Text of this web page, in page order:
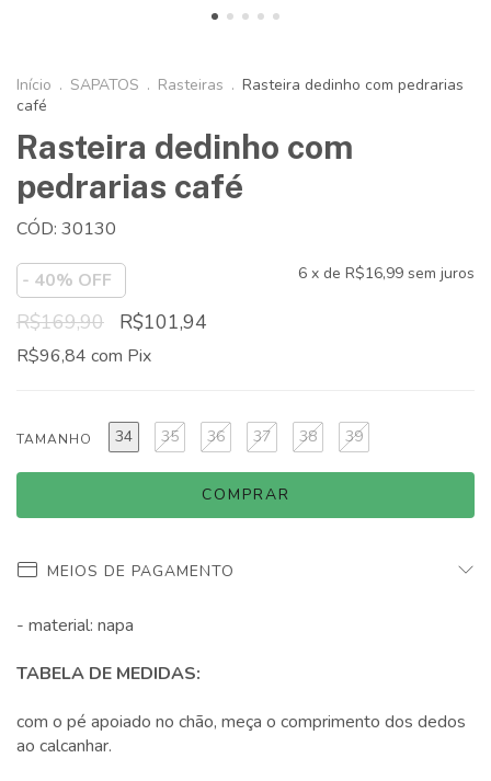
Início . SAPATOS . Rasteiras . Rasteira dedinho com pedrarias
café
Rasteira dedinho com
pedrarias café
CÓD: 30130
- 40% OFF
R$169,90 R$101,94
6 x de R$16,99 sem juros
R$96,84 com Pix
TAMANHO 34 35 36 37 38 39
MEIOS DE PAGAMENTO
- material: napa
TABELA DE MEDIDAS:
com o pé apoiado no chão, meça o comprimento dos dedos
ao calcanhar.